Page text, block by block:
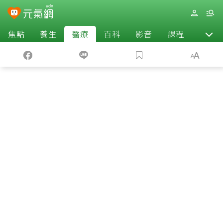
焦點 養生 醫療 百科 影音 課程 退休